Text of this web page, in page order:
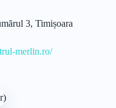
3, Timișoara
merlin.ro/